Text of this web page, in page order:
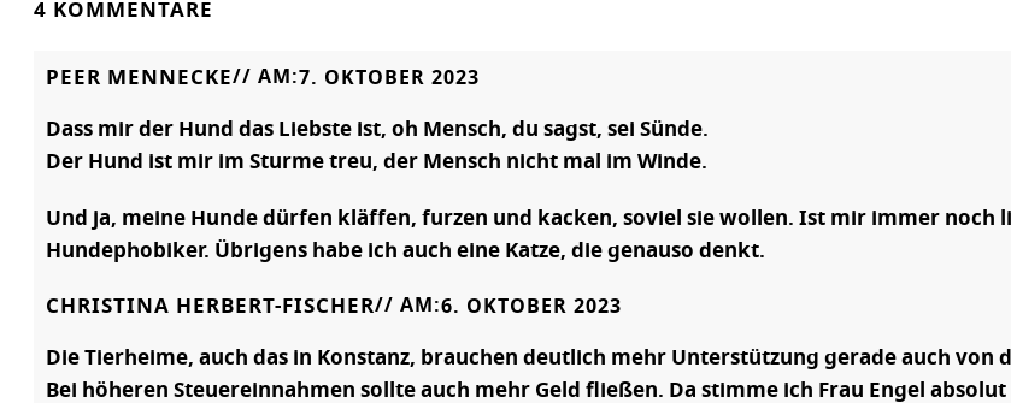
4 KOMMENTARE
PEER MENNECKE// AM:7. OKTOBER 2023
Dass mir der Hund das Liebste ist, oh Mensch, du sagst, sei Sünde.
Der Hund ist mir im Sturme treu, der Mensch nicht mal im Winde.
Und ja, meine Hunde dürfen kläffen, furzen und kacken, soviel sie wollen. Ist mir immer noch
Hundephobiker. Übrigens habe ich auch eine Katze, die genauso denkt.
CHRISTINA HERBERT-FISCHER// AM:6. OKTOBER 2023
Die Tierheime, auch das in Konstanz, brauchen deutlich mehr Unterstützung gerade auch
Bei höheren Steuereinnahmen sollte auch mehr Geld fließen. Da stimme ich Frau Engel